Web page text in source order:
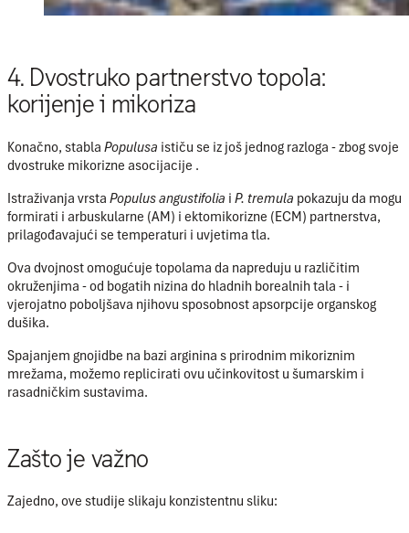
4. Dvostruko partnerstvo topola:
korijenje i mikoriza
Konačno, stabla Populusa ističu se iz još jednog razloga - zbog svoje
dvostruke mikorizne asocijacije .
Istraživanja vrsta Populus angustifolia i P. tremula pokazuju da mogu
formirati i arbuskularne (AM) i ektomikorizne (ECM) partnerstva,
prilagođavajući se temperaturi i uvjetima tla.
Ova dvojnost omogućuje topolama da napreduju u različitim
okruženjima - od bogatih nizina do hladnih borealnih tala - i
vjerojatno poboljšava njihovu sposobnost apsorpcije organskog
dušika.
Spajanjem gnojidbe na bazi arginina s prirodnim mikoriznim
mrežama, možemo replicirati ovu učinkovitost u šumarskim i
rasadničkim sustavima.
Zašto je važno
Zajedno, ove studije slikaju konzistentnu sliku: